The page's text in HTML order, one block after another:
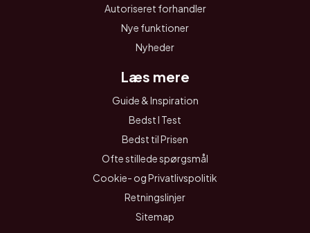
Autoriseret forhandler
Nye funktioner
Nyheder
Læs mere
Guide & Inspiration
Bedst I Test
Bedst til Prisen
Ofte stillede spørgsmål
Cookie- og Privatlivspolitik
Retningslinjer
Sitemap